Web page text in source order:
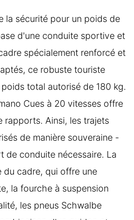
la sécurité pour un poids de
d'une conduite sportive et
spécialement renforcé et
ce robuste touriste
total autorisé de 180 kg.
Cues à 20 vitesses offre
rapports. Ainsi, les trajets
de manière souveraine -
de conduite nécessaire. La
du cadre, qui offre une
la fourche à suspension
les pneus Schwalbe